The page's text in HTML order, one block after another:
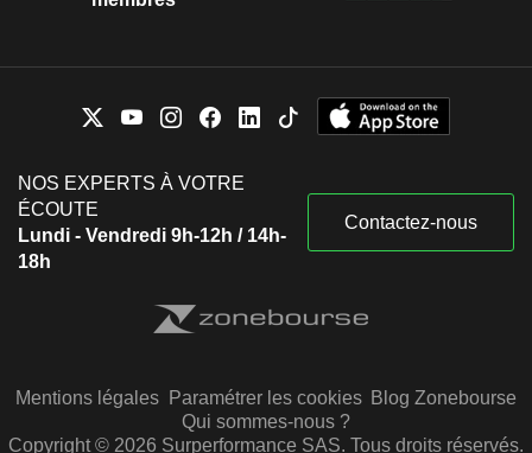
NOS EXPERTS À VOTRE
ÉCOUTE
Lundi - Vendredi 9h-12h / 14h-
18h
Contactez-nous
Mentions légales Paramétrer les cookies Blog Zonebourse
Qui sommes-nous ?
Copyright © 2026 Surperformance SAS. Tous droits réservés.